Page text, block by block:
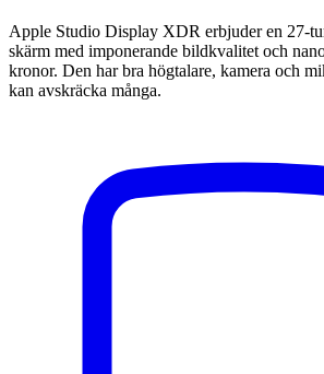
Apple Studio Display XDR erbjuder en 27-
skärm med imponerande bildkvalitet och
kronor. Den har bra högtalare, kamera och
kan avskräcka många.